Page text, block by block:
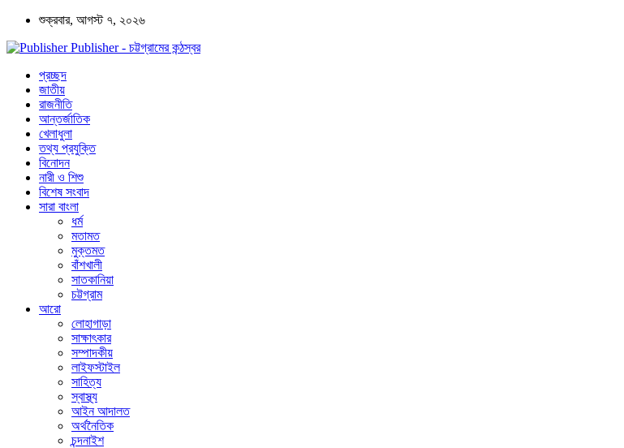
শুক্রবার, আগস্ট ৭, ২০২৬
Publisher - চট্টগ্রামের কন্ঠস্বর
প্রচ্ছদ
জাতীয়
রাজনীতি
আন্তর্জাতিক
খেলাধুলা
তথ্য প্রযুক্তি
বিনোদন
নারী ও শিশু
বিশেষ সংবাদ
সারা বাংলা
ধর্ম
মতামত
মুক্তমত
বাঁশখালী
সাতকানিয়া
চট্টগ্রাম
আরো
লোহাগাড়া
সাক্ষাৎকার
সম্পাদকীয়
লাইফস্টাইল
সাহিত্য
স্বাস্থ্য
আইন আদালত
অর্থনৈতিক
চন্দনাইশ